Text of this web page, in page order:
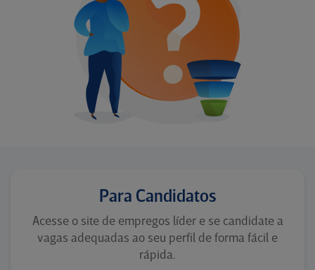
Para Candidatos
Acesse o site de empregos líder e se candidate a
vagas adequadas ao seu perfil de forma fácil e
rápida.